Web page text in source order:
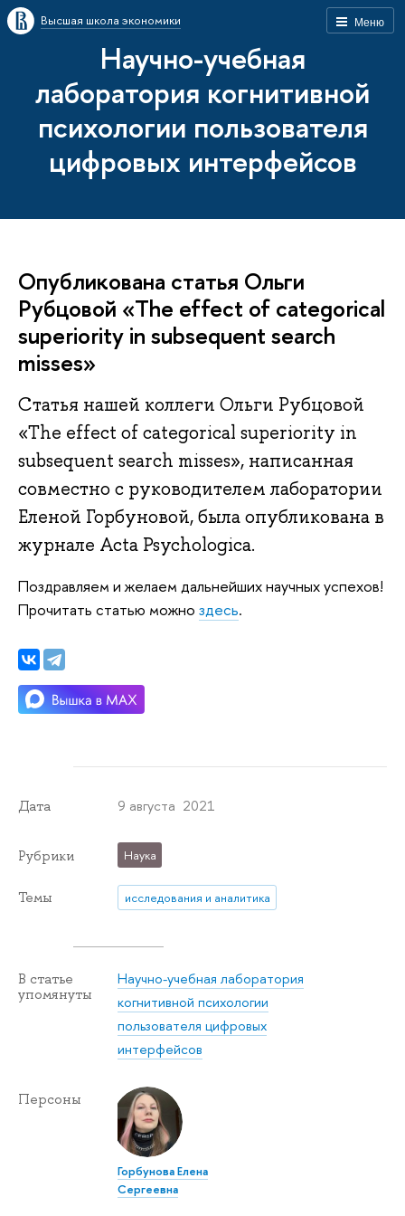
Меню
Высшая школа экономики
Научно-учебная
лаборатория когнитивной
психологии пользователя
цифровых интерфейсов
Опубликована статья Ольги
Рубцовой «The effect of categorical
superiority in subsequent search
misses»
Статья нашей коллеги Ольги Рубцовой
«The effect of categorical superiority in
subsequent search misses», написанная
совместно с руководителем лаборатории
Еленой Горбуновой, была опубликована в
журнале Acta Psychologica.
Поздравляем и желаем дальнейших научных успехов!
Прочитать статью можно здесь.
Дата 9 августа 2021
Рубрики Наука
Темы исследования и аналитика
В статье
упомянуты
Научно-учебная лаборатория
когнитивной психологии
пользователя цифровых
интерфейсов
Персоны
Горбунова Елена
Сергеевна